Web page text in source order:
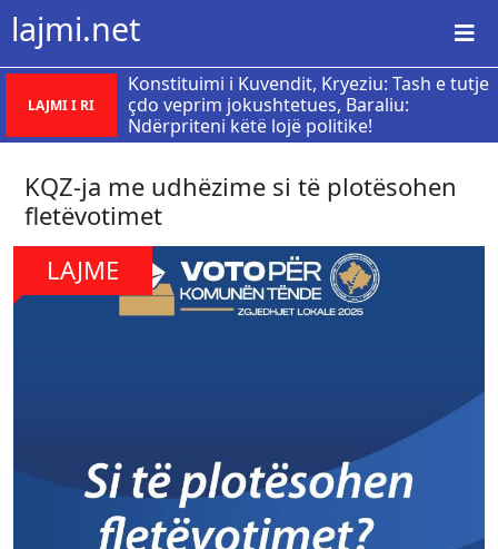
lajmi.net
LAJMI I RI
​Konstituimi i Kuvendit, Kryeziu: Tash e tutje
çdo veprim jokushtetues, Baraliu:
Ndërpriteni këtë lojë politike!
KQZ-ja me udhëzime si të plotësohen
fletëvotimet
LAJME